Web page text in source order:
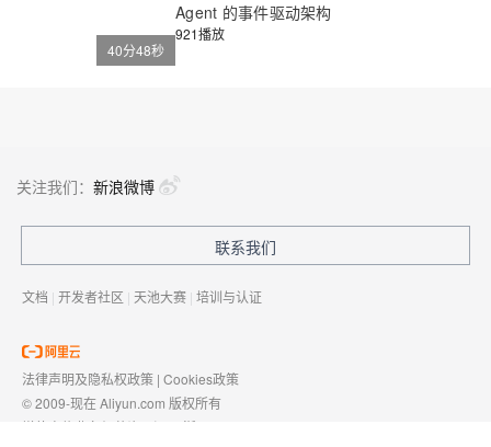
40分48秒
Agent 的事件驱动架构
921播放
关注我们： 新浪微博
联系我们
文档 | 开发者社区 | 天池大赛 | 培训与认证
法律声明及隐私权政策 | Cookies政策
© 2009-现在 Aliyun.com 版权所有
增值电信业务经营许可证： 浙B2-20080101